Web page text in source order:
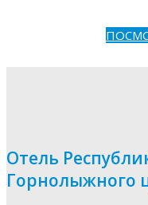
Отель
Горнолыжного